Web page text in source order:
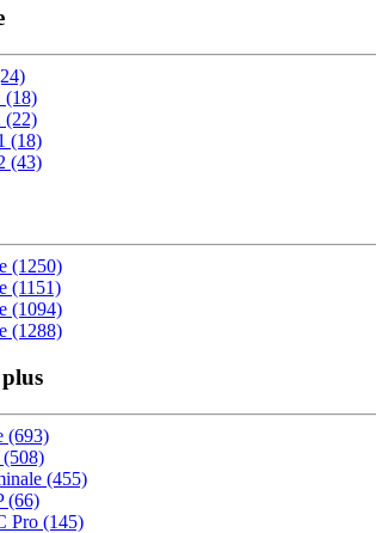
(18)
(22)
(18)
(43)
(1250)
(1151)
(1094)
(1288)
(693)
(508)
(455)
(66)
Pro (145)